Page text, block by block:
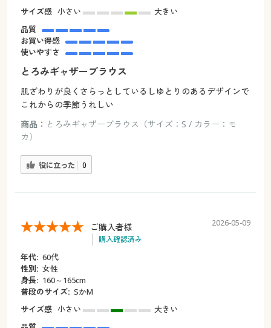
サイズ感 小さい
大きい
品質
お買い得感
使いやすさ
とろみギャザーブラウス
肌ざわりが良くさらっとしているしゆとりのあるデザインで
これからの季節うれしい
商品： とろみギャザーブラウス（サイズ：S / カラー：モ
カ）
役に立った 0
ご購入者様
購入確認済み
2026-05-09
年代: 60代
性別: 女性
身長: 160～165cm
普段のサイズ: SかМ
サイズ感 小さい
大きい